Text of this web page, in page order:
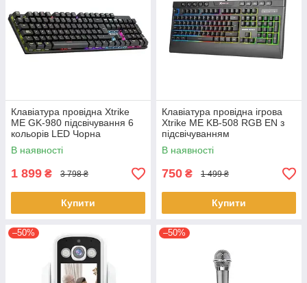
Клавіатура провідна Xtrike
ME GK-980 підсвічування 6
кольорів LED Чорна
В наявності
1 899 ₴ 3 798 ₴
Купити
Клавіатура провідна ігрова
Xtrike ME KB-508 RGB EN з
підсвічуванням
В наявності
750 ₴ 1 499 ₴
Купити
–50% –50%